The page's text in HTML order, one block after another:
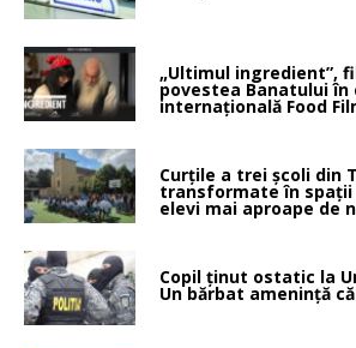
„Ultimul ingredient”,
povestea Banatului
internațională Food
Curțile a trei școli din
transformate în spații
elevi mai aproape de
Copil ținut ostatic la
Un bărbat amenință